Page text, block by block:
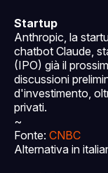
Startup
Anthropic, la
chatbot Claude,
(IPO) già il
discussioni
d'investimento,
privati.
~
Fonte: CNBC
Alternativa in